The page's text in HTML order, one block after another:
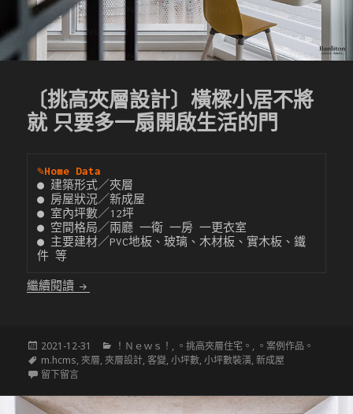
〔挑高夾層設計〕橫樑小居不將
就 只要多一扇開啟生活的門
✎Home Data
● 建築形式／夾層
● 房屋狀況／新成屋
● 室內坪數／12坪
● 空間格局／兩廳 一衛 一房 一更衣室
● 主要建材／PVC地板、玻璃、木材板、實木板、鐵
件 等
繼續閱讀 〔挑高夾層設計〕橫樑小居不將就 只要多一扇開啟
發
佈
於
2021-12-31
分
類
！Ｎｅｗｓ！ , 。挑高夾層住宅。 , 。案例作品。
標
籤
m.hcms,夾層,夾層設計,客變,小坪數,小坪數裝潢,新成屋
留下留言在 〔挑高夾層設計〕橫樑小居不將就 只要多一扇開啟生活的門